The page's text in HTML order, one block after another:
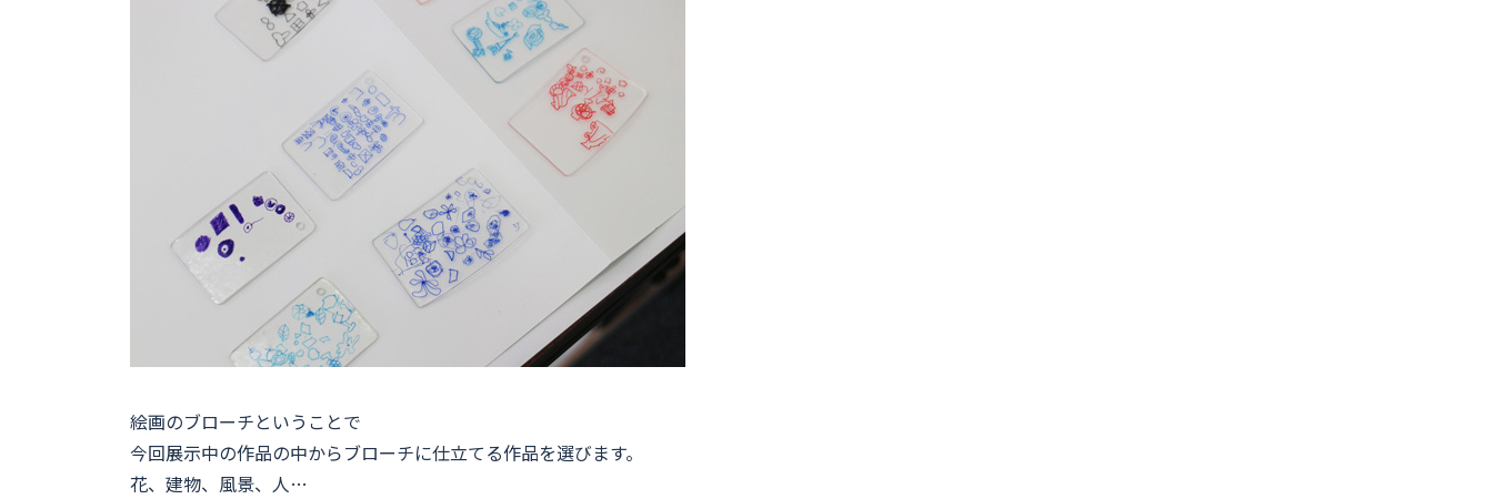
絵画のブローチということで
今回展示中の作品の中からブローチに仕立てる作品を選びます。
花、建物、風景、人…